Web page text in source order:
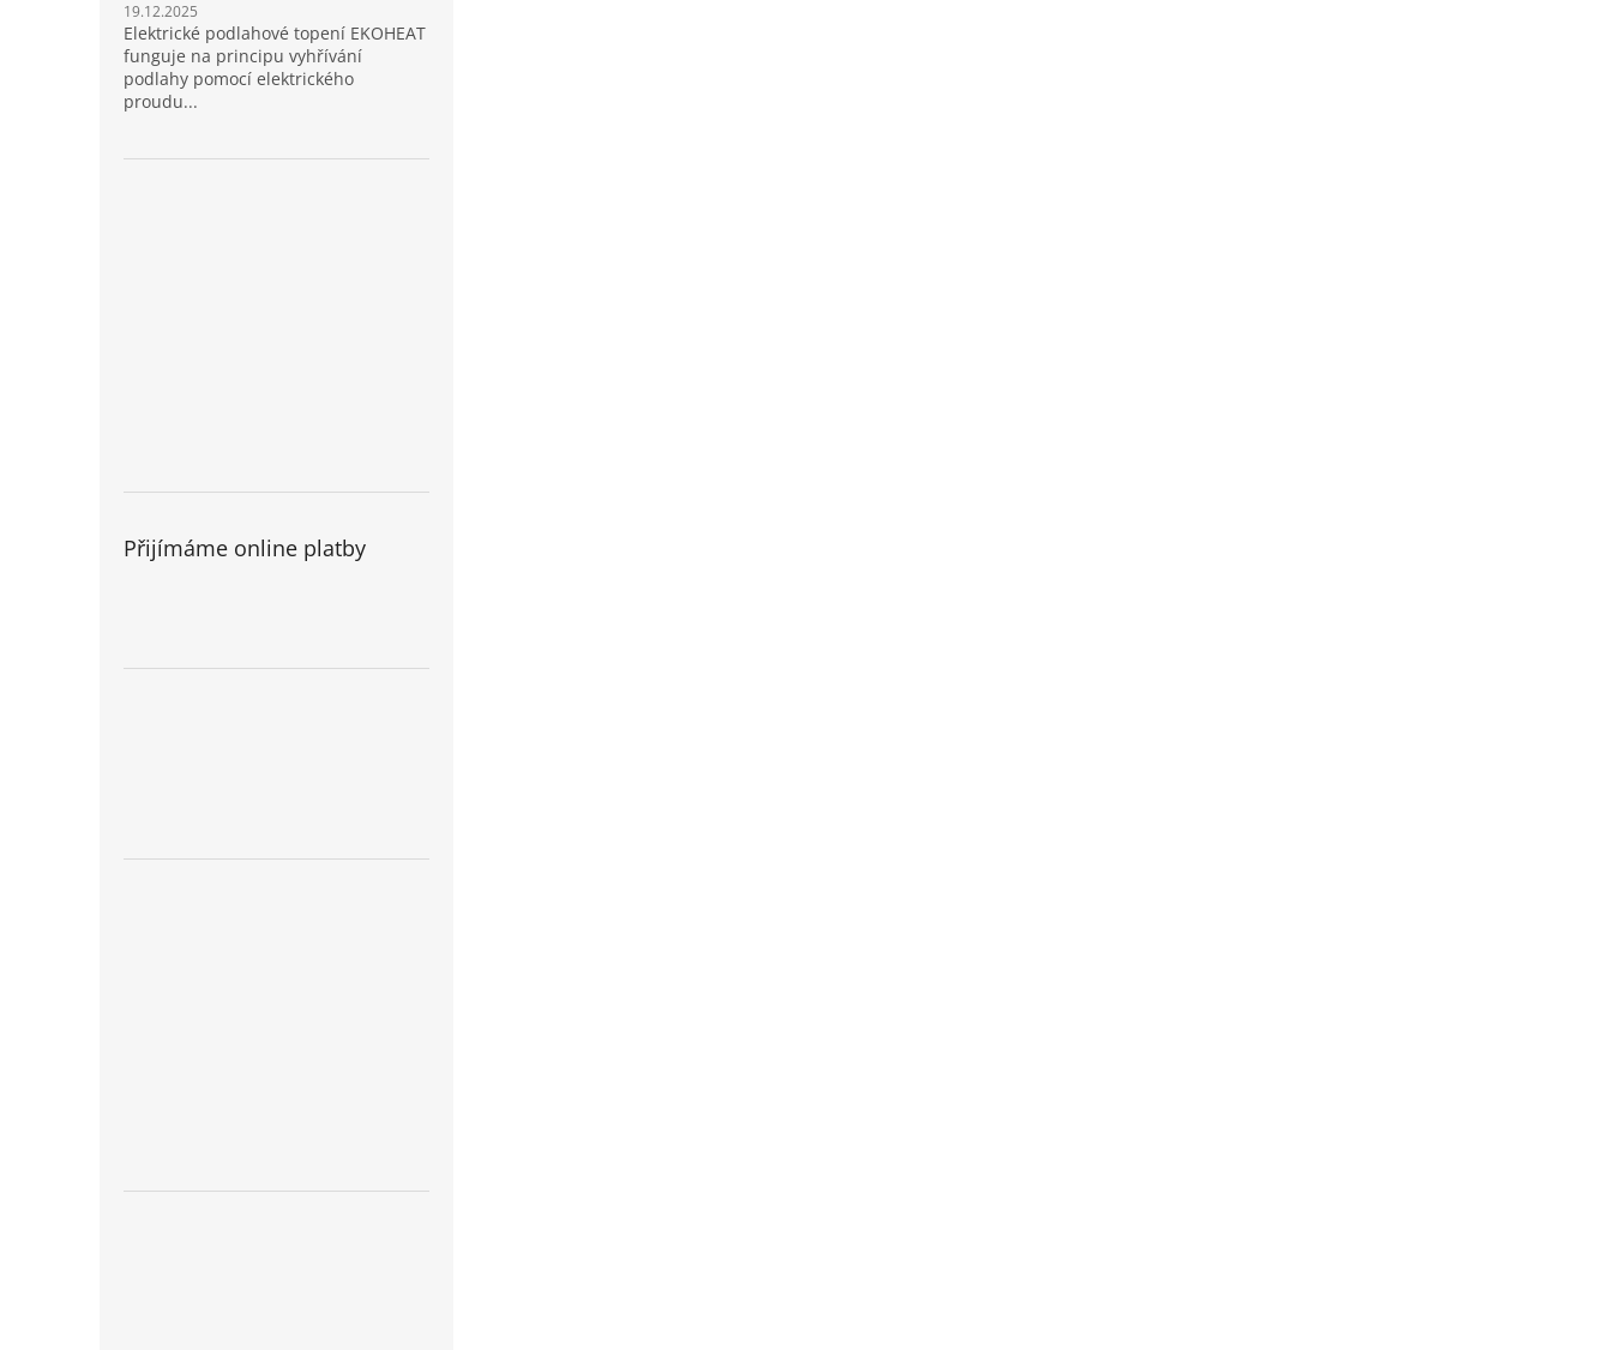
19.12.2025
Elektrické podlahové topení EKOHEAT
funguje na principu vyhřívání
podlahy pomocí elektrického
proudu...
Přijímáme online platby